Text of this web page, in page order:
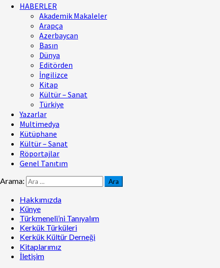
HABERLER
Akademik Makaleler
Arapça
Azerbaycan
Basın
Dünya
Editörden
İngilizce
Kitap
Kültür – Sanat
Türkiye
Yazarlar
Multimedya
Kütüphane
Kültür – Sanat
Röportajlar
Genel Tanıtım
Arama:
Hakkımızda
Künye
Türkmeneli’ni Tanıyalım
Kerkük Türküleri
Kerkük Kültür Derneği
Kitaplarımız
İletişim